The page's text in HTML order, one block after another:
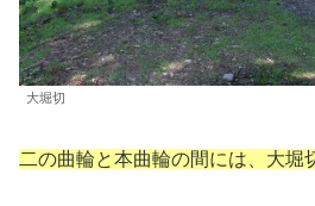
大堀切
二の曲輪と本曲輪の間には、大堀